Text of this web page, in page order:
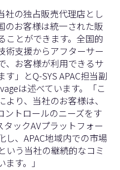
社の独占販売代理店とし
のお客様は統一された販
ことができます。全国的
術支援からアフターサー
、お客様が利用できるサ
」とQ-SYS APAC担当副
は述べています。「こ
り、当社のお客様は、
ントロールのニーズをす
タックAVプラットフォー
し、APAC地域内での市場
いう当社の継続的なコミ
す。」